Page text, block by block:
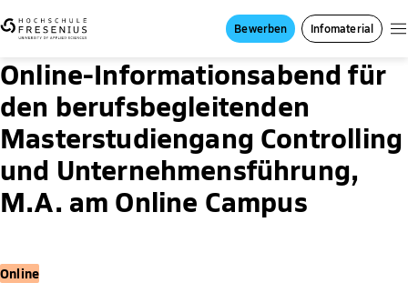
Bewerben Infomaterial
Online-Informationsabend für
den berufsbegleitenden
Masterstudiengang Controlling
und Unternehmensführung,
M.A. am Online Campus
Online